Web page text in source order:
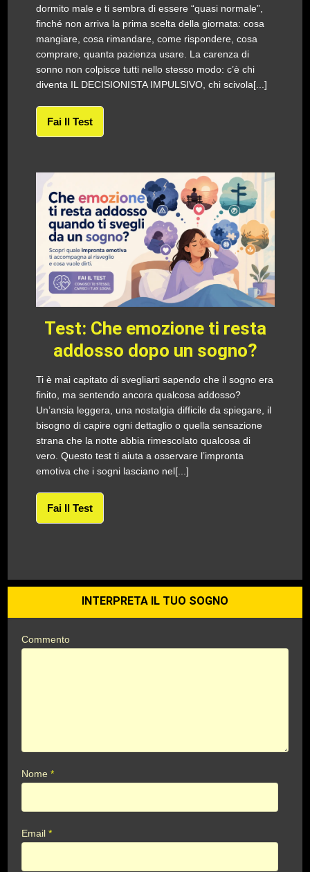
dormito male e ti sembra di essere “quasi normale”,
finché non arriva la prima scelta della giornata: cosa
mangiare, cosa rimandare, come rispondere, cosa
comprare, quanta pazienza usare. La carenza di
sonno non colpisce tutti nello stesso modo: c’è chi
diventa IL DECISIONISTA IMPULSIVO, chi scivola[...]
Fai Il Test
Test: Che emozione ti resta
addosso dopo un sogno?
Ti è mai capitato di svegliarti sapendo che il sogno era
finito, ma sentendo ancora qualcosa addosso?
Un’ansia leggera, una nostalgia difficile da spiegare, il
bisogno di capire ogni dettaglio o quella sensazione
strana che la notte abbia rimescolato qualcosa di
vero. Questo test ti aiuta a osservare l’impronta
emotiva che i sogni lasciano nel[...]
Fai Il Test
INTERPRETA IL TUO SOGNO
Commento
Nome*
Email*